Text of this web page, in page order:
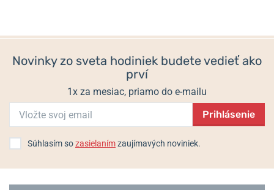
Classic
Remienky Traser
1 096,54 € 790,62 €
Novinky zo sveta hodiniek budete vedieť ako
prví
1x za mesiac, priamo do e-mailu
Prihlásenie
Súhlasím sozasielanímzaujímavých noviniek.